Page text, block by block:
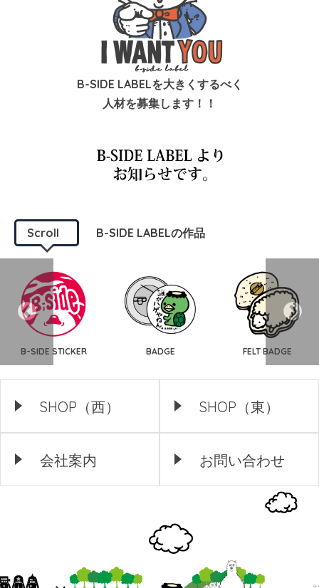
B-SIDE LABELを大きくするべく
人材を募集します！！
Scroll B-SIDE LABELの作品
B-SIDE STICKER BADGE FELT BADGE
SHOP（西） SHOP（東）
会社案内 お問い合わせ